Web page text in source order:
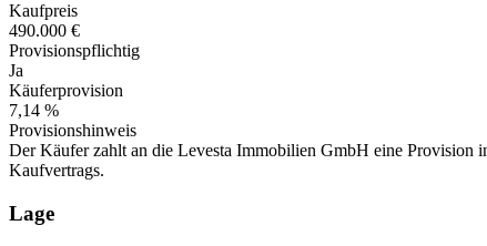
Kaufpreis
490.000 €
Provisionspflichtig
Ja
Käuferprovision
7,14 %
Provisionshinweis
Der Käufer zahlt an die Levesta Immobilien GmbH eine Provision
Kaufvertrags.
Lage